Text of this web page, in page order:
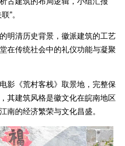
”。
明清历史背景，徽派建筑的工艺
在传统社会中的礼仪功能与凝聚
影《荒村客栈》取景地，完整保
其建筑风格是徽文化在皖南地区
南的经济繁荣与文化昌盛。